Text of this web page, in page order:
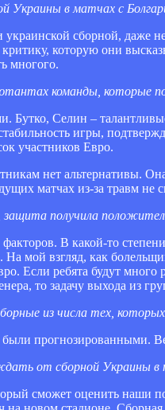
Украины в матчах с
сборной, даже
которую они
многого.
команды, которые
Селин –
игры,
участников Евро.
нет альтернативы.
матчах из-за травм
получила
факторов. В какой-то
мой взгляд, как
Если ребята будут
то задачу выхода из
из числа тех,
прогнозированными.
от сборной Украины в
сможет оценить наши